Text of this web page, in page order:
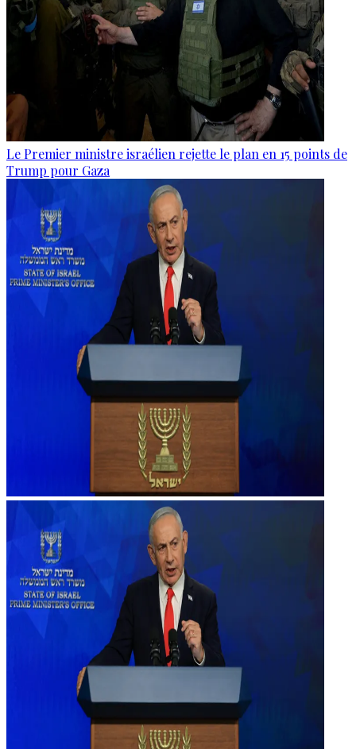
Le Premier ministre israélien rejette le plan en 15 points de
Trump pour Gaza